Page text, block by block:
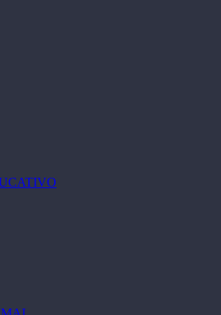
producto